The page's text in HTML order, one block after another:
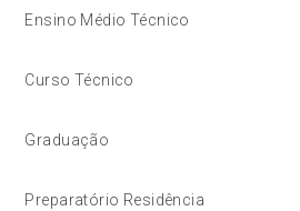
Ensino Médio Técnico
Curso Técnico
Graduação
Preparatório Residência